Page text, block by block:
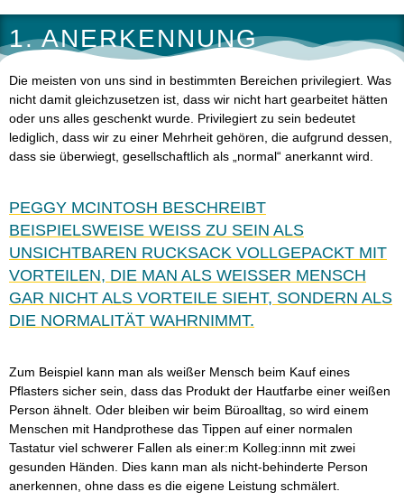
1. ANERKENNUNG
Die meisten von uns sind in bestimmten Bereichen privilegiert. Was
nicht damit gleichzusetzen ist, dass wir nicht hart gearbeitet hätten
oder uns alles geschenkt wurde. Privilegiert zu sein bedeutet
lediglich, dass wir zu einer Mehrheit gehören, die aufgrund dessen,
dass sie überwiegt, gesellschaftlich als „normal“ anerkannt wird.
PEGGY MCINTOSH BESCHREIBT
BEISPIELSWEISE WEISS ZU SEIN ALS U
NSICHTBAREN RUCKSACK VOLLGEPACKT MIT V
ORTEILEN, DIE MAN ALS WEISSER MENSCH GA
R NICHT ALS VORTEILE SIEHT, SONDERN ALS DI
E NORMALITÄT WAHRNIMMT.
Zum Beispiel kann man als weißer Mensch beim Kauf eines
Pflasters sicher sein, dass das Produkt der Hautfarbe einer weißen
Person ähnelt. Oder bleiben wir beim Büroalltag, so wird einem
Menschen mit Handprothese das Tippen auf einer normalen
Tastatur viel schwerer Fallen als einer:m Kolleg:innn mit zwei
gesunden Händen. Dies kann man als nicht-behinderte Person
anerkennen, ohne dass es die eigene Leistung schmälert.